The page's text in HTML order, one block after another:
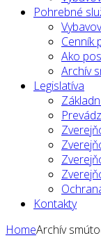
Pohrebné
Cenník
Ako
Archív
Legislatíva
Kontakty
HomeArchív